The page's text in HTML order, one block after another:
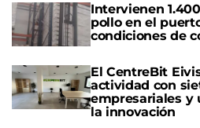
Intervienen
pollo en el
condiciones de
El CentreBit
actividad con
empresariales y
la innovación